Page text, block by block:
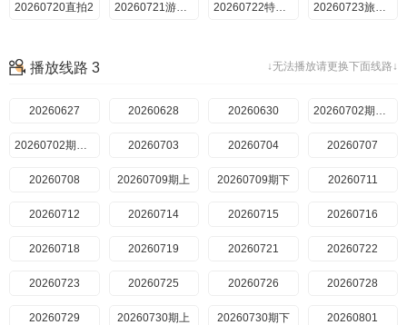
20260720直拍2 20260721游戏加更 20260722特别加更 20260723旅行日记
20260730旅行日记上
20260804游戏加更 20260805特别联动 20260806旅行日记
↓无法播放请更换下面线路↓
播放线路 3
20260627 20260628 20260630 20260702期集结
20260702期日记 20260703 20260704 20260707
20260708 20260709期上 20260709期下 20260711
20260712 20260714 20260715 20260716
20260718 20260719 20260721 20260722
20260723 20260725 20260726 20260728
20260729 20260730期上 20260730期下 20260801